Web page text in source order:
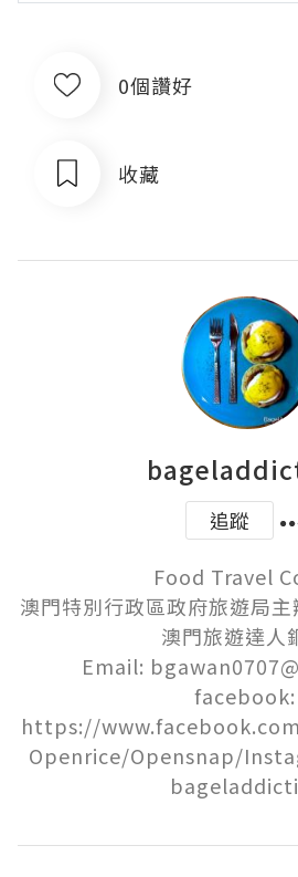
0個讚好
收藏
追蹤
Food Travel
澳門特別行政區政府旅遊局
澳門旅遊達人
Email:
facebook:
https://
Openrice/Opensnap/